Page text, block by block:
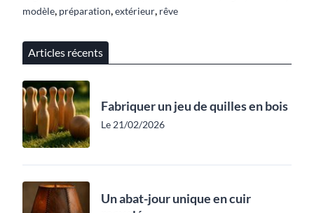
modèle, préparation,extérieur, rêve
Articles récents
Fabriquer un jeu de quilles en bois
Le 21/02/2026
Un abat-jour unique en cuir